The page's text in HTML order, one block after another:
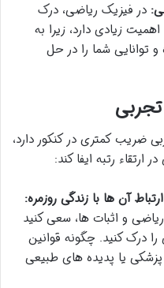
در فیزیک ریاضی، درک
زیادی دارد، زیرا به
توانایی شما را در حل
ضریب کمتری در کنکور دارد،
رتبه ایفا کند:
آن ها با زندگی روزمره:
و اثبات ها، سعی کنید
را درک کنید. چگونه قوانین
پزشکی یا پدیده های طبیعی